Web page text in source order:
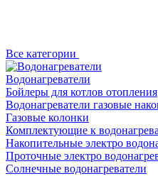
Все категории
Водонагреватели
Бойлеры для котлов отопления
Водонагреватели газовые
Газовые колонки
Комплектующие к
Накопительные электро
Проточные электро
Солнечные водонагреватели